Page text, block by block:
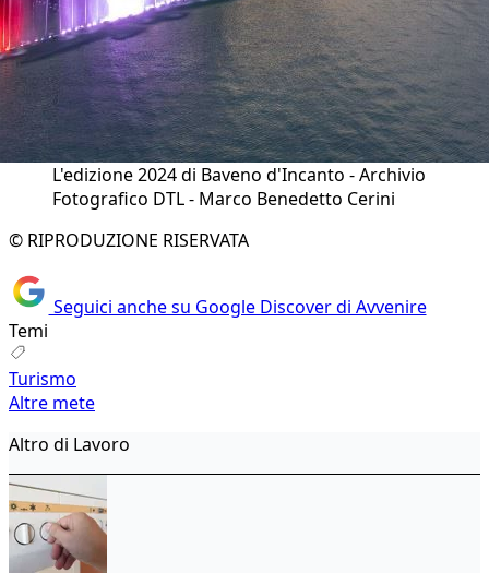
L'edizione 2024 di Baveno d'Incanto - Archivio
Fotografico DTL - Marco Benedetto Cerini
© RIPRODUZIONE RISERVATA
Seguici anche su Google Discover di Avvenire
Temi
Turismo
Altre mete
Altro di Lavoro